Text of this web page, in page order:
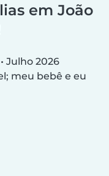
em João
• Julho 2026
meu bebê e eu